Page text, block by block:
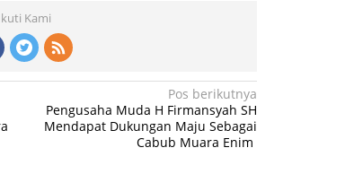
Kami
Pos berikutnya
Pengusaha Muda H Firmansyah SH
Mendapat Dukungan Maju Sebagai
Cabub Muara Enim